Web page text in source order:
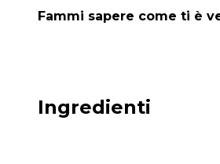
Fammi sapere come ti è
Ingredienti